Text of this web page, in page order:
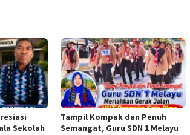
Sekolah
Tampil Kompak dan Penuh
Semangat, Guru SDN 1 Melayu